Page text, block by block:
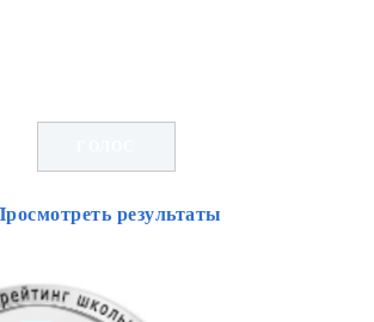
результаты